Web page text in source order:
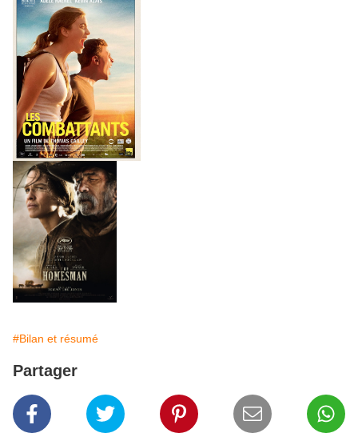
#Bilan et résumé
Partager